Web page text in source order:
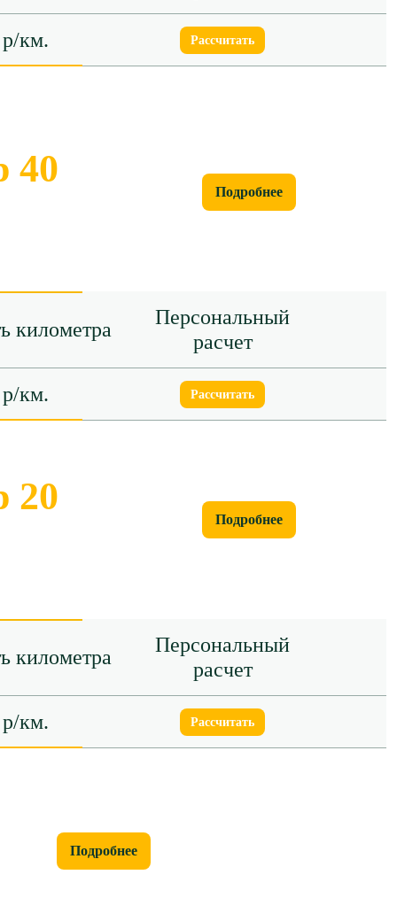
км. Рассчитать
40
Подробнее
километра
Персональный
расчет
км. Рассчитать
20
Подробнее
километра
Персональный
расчет
км. Рассчитать
Подробнее